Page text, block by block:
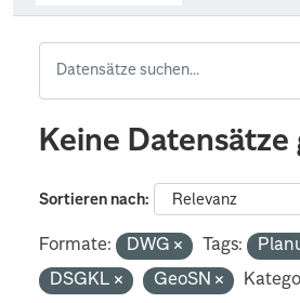
Keine Datensätze
Sortieren nach
Formate: DWG Tags:
DSGKL
GeoSN